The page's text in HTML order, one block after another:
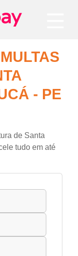
MULTAS
- PE
de Santa
tudo em até